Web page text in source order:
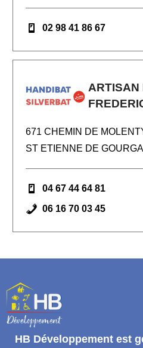
02 98 41 86 67
ARTISAN
671 CHEMIN DE
ST ETIENNE DE
04 67 44 64 81
06 16 70 03 45
HB Développement est